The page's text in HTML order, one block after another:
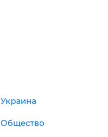
Украина
Общество